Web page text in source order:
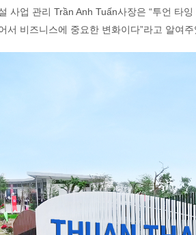
사업 관리 Trần Anh Tuấn사장은 “투언 타
서 비즈니스에 중요한 변화이다”라고 알여주